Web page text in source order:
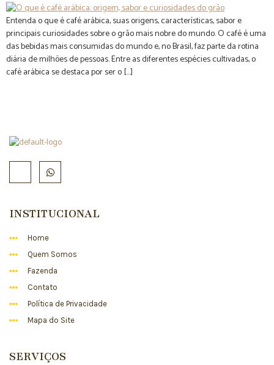
Entenda o que é café arábica, suas origens, características, sabor e
principais curiosidades sobre o grão mais nobre do mundo. O café é uma
das bebidas mais consumidas do mundo e, no Brasil, faz parte da rotina
diária de milhões de pessoas. Entre as diferentes espécies cultivadas, o
café arábica se destaca por ser o […]
INSTITUCIONAL
Home
Quem Somos
Fazenda
Contato
Política de Privacidade
Mapa do Site
SERVIÇOS